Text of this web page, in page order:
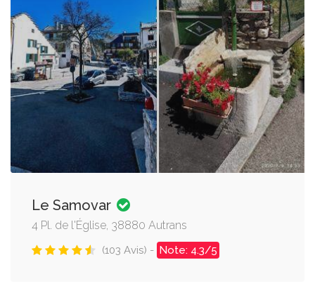
Le Samovar
4 Pl. de l'Église, 38880 Autrans
(103 Avis) - Note: 4.3/5